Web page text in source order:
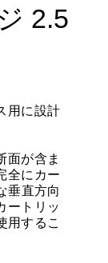
2.5
用に設計
面が含ま
全にカー
垂直方向
ートリッ
用するこ